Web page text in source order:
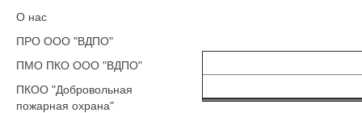
О нас
ПРО ООО "ВДПО"
ПМО ПКО ООО "ВДПО"
ПКОО "Добровольная
пожарная охрана"